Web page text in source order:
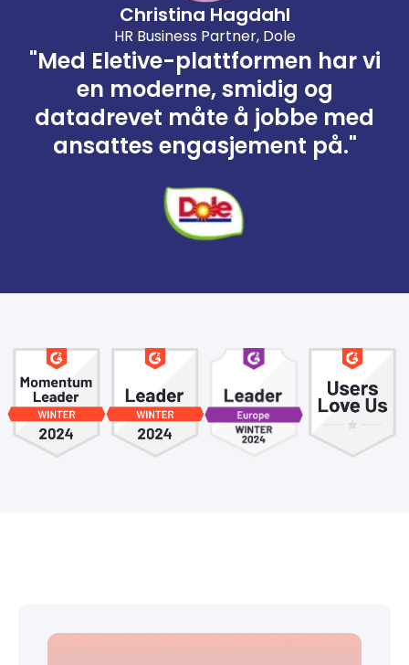
Christina Hagdahl
HR Business Partner, Dole
"Med Eletive-plattformen har vi
en moderne, smidig og
datadrevet måte å jobbe med
ansattes engasjement på."